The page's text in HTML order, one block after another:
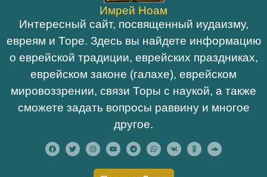
Имрей Ноам
Интересный сайт, посвященный иудаизму,
евреям и Торе. Здесь вы найдете информацию
о еврейской традиции, еврейских праздниках,
еврейском законе (галахе), еврейском
мировоззрении, связи Торы с наукой, а также
сможете задать вопросы раввину и многое
другое.